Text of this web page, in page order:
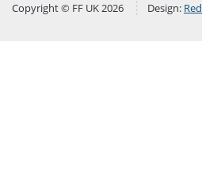
Copyright © FF UK 2026 Design: